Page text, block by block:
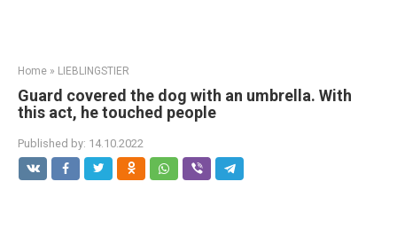
Home » LIEBLINGSTIER
Guard covered the dog with an umbrella. With
this act, he touched people
Published by: 14.10.2022